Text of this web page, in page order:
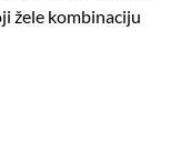
žele kombinaciju